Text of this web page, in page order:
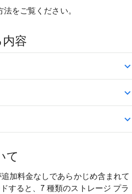
法をご覧ください。
容
て
加料金なしであらかじめ含まれて
すると、7 種類のストレージ プラ